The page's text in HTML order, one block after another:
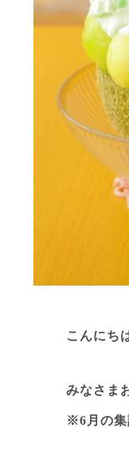
こんにち
みなさま
※6月の集